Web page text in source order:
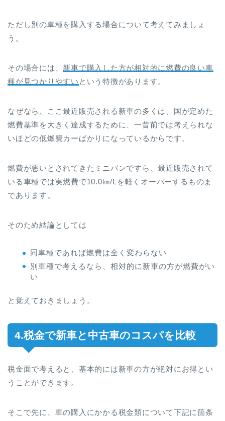
ただし別の車種を購入する場合について考えてみましょ
う。
その場合には、 新車で購入した方が相対的に燃費の良い車
種が見つかりやすい という特徴があります。
なぜなら、ここ最近販売される新車の多くは、国が定めた
燃費基準を大きく達成するために、一昔前では考えられな
いほどの低燃費カーばかりになっているからです。
燃費が悪いとされてきたミニバンですら、最近販売されて
いる車種では実燃費で10.0㎞/Lを軽くオーバーするものま
であります。
そのため結論としては
同車種であれば燃費は全く変わらない
別車種で考えるなら、相対的に新車の方が燃費がい
い
と覚えておきましょう。
4.税金で新車と中古車のコスパを比較
税金面で考えると、基本的には新車の方が絶対にお得とい
うことができます。
そこで先に、車の購入にかかる税金類について下記に箇条